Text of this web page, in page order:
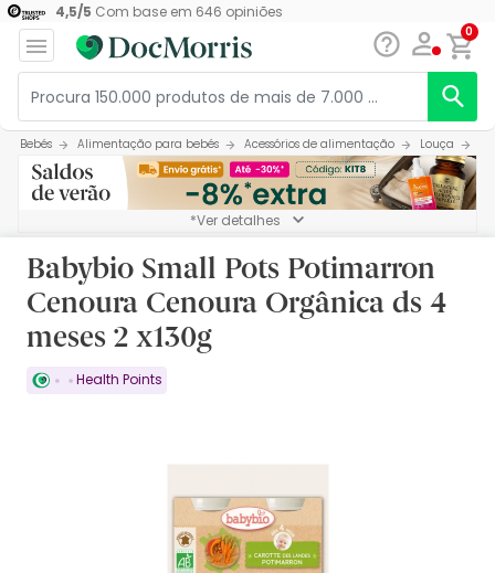
4,5/5 Com base em 646 opiniões
0
Bebés Alimentação para bebés Acessórios de alimentação Louça
*Ver detalhes
Babybio Small Pots Potimarron
Cenoura Cenoura Orgânica ds 4
meses 2 x130g
Health Points